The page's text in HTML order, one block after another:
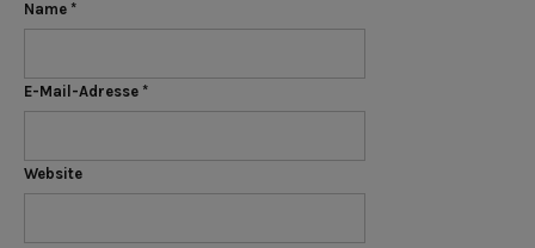
Name *
E-Mail-Adresse *
Website